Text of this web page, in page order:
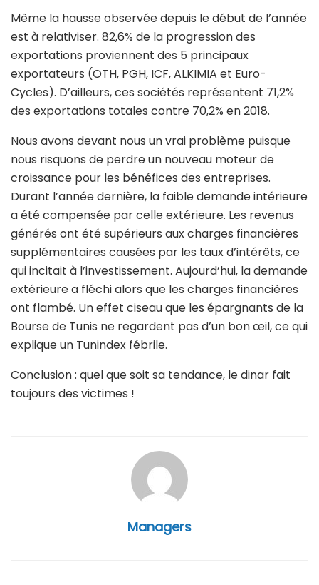
Même la hausse observée depuis le début de l’année
est à relativiser. 82,6% de la progression des
exportations proviennent des 5 principaux
exportateurs (OTH, PGH, ICF, ALKIMIA et Euro-
Cycles). D’ailleurs, ces sociétés représentent 71,2%
des exportations totales contre 70,2% en 2018.
Nous avons devant nous un vrai problème puisque
nous risquons de perdre un nouveau moteur de
croissance pour les bénéfices des entreprises.
Durant l’année dernière, la faible demande intérieure
a été compensée par celle extérieure. Les revenus
générés ont été supérieurs aux charges financières
supplémentaires causées par les taux d’intérêts, ce
qui incitait à l’investissement. Aujourd’hui, la demande
extérieure a fléchi alors que les charges financières
ont flambé. Un effet ciseau que les épargnants de la
Bourse de Tunis ne regardent pas d’un bon œil, ce qui
explique un Tunindex fébrile.
Conclusion : quel que soit sa tendance, le dinar fait
toujours des victimes !
Managers